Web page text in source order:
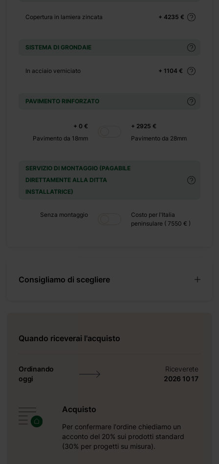
+ 4235 €
Copertura in lamiera zincata
SISTEMA DI GRONDAIE
+ 1104 €
In acciaio verniciato
PAVIMENTO RINFORZATO
+ 0 €
Pavimento da 18mm
+ 2925 €
Pavimento da 28mm
SERVIZIO DI MONTAGGIO (PAGABILE
DIRETTAMENTE ALLA DITTA
INSTALLATRICE)
Senza montaggio
Costo per l'Italia
peninsulare ( 7550 € )
Consigliamo di scegliere
Quando riceverai l'acquisto
Ordinando
oggi
Riceverete
2026 10 17
Acquisto
Per confermare l'ordine chiediamo un
acconto del 20% sui prodotti standard
(30% per progetti su misura).
+ 480 €
+ 600 €
un caffè
i
in 5